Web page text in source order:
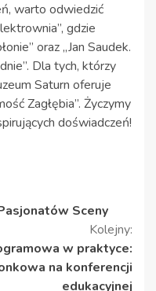
warto odwiedzić
gdzie
oraz „Jan Saudek.
Dla tych, którzy
Saturn oferuje
Zagłębia”. Życzymy
doświadczeń!
Sceny
Kolejny:
w praktyce:
na konferencji
edukacyjnej